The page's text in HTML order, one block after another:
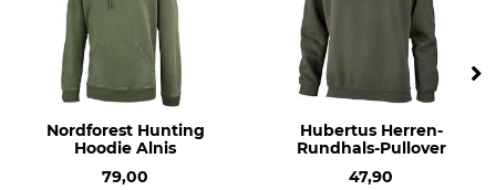
Nordforest Hunting
Hoodie Alnis
79,00
Hubertus Herren-
Rundhals-Pullover
47,90